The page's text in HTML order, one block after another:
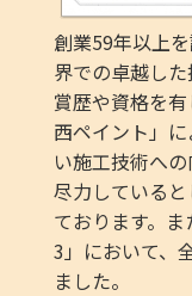
創業59年以上
界での卓越し
賞歴や資格を
西ペイント」
い施工技術へ
尽力している
ております。
3」において、
ました。